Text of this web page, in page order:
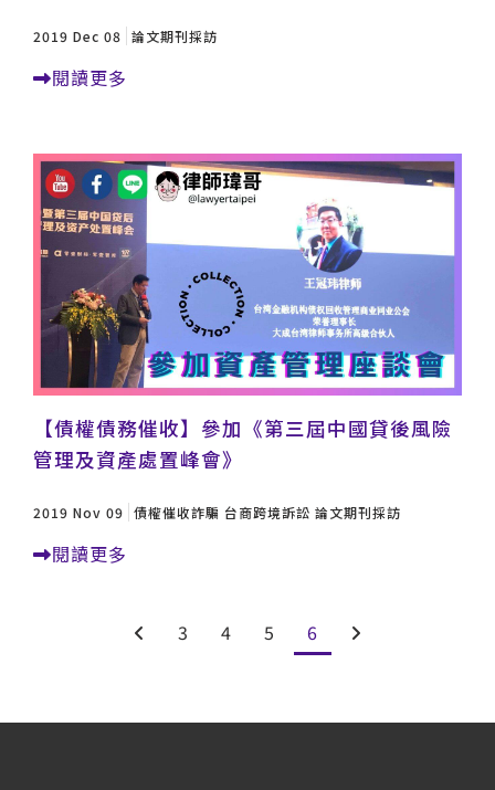
2019 Dec 08 論文期刊採訪
閱讀更多
【債權債務催收】參加《第三屆中國貸後風險
管理及資產處置峰會》
2019 Nov 09 債權催收詐騙 台商跨境訴訟 論文期刊採訪
閱讀更多
3 4 5 6